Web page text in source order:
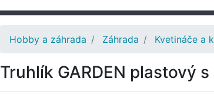
Hobby a záhrada Záhrada Kvetináče a
Truhlík GARDEN plastový